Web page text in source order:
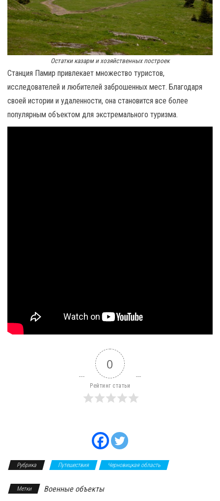
Остатки казарм и хозяйственных построек
Станция Памир привлекает множество туристов,
исследователей и любителей заброшенных мест. Благодаря
своей истории и удаленности, она становится все более
популярным объектом для экстремального туризма.
0
Рейтинг статьи
Рубрика Путешествия Черновицкая область
Метки Военные объекты